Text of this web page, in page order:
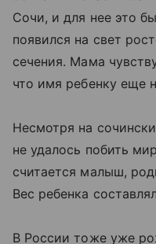
Сочи, и для нее это
появился на свет
сечения. Мама
что имя ребенку еще
Несмотря на
не удалось побить
считается малыш,
Вес ребенка
В России тоже уже